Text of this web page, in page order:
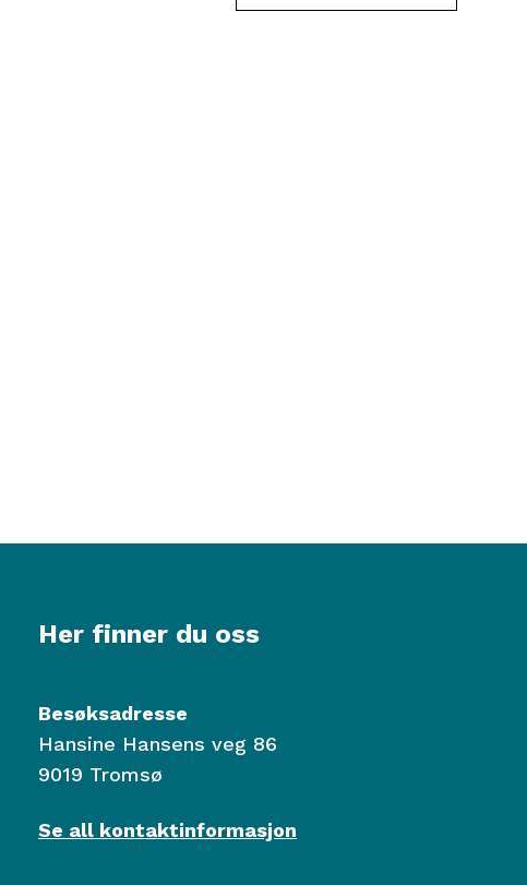
Her finner du oss
Besøksadresse
Hansine Hansens veg 86
9019 Tromsø
Se all kontaktinformasjon